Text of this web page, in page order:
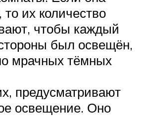
их количество
чтобы каждый
был освещён,
мрачных тёмных
предусматривают
освещение. Оно